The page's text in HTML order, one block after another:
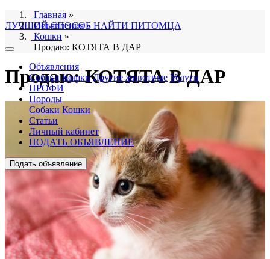
ЛУЧШИЙ СПОСОБ НАЙТИ ПИТОМЦА
Объявления
Собаки Кошки Другие животные Услуги
ПРОФИ
Породы
Собаки Кошки
Статьи
Личный кабинет
ПОДАТЬ ОБЪЯВЛЕНИЕ
Подать объявление
Главная »
Объявления»
Кошки »
Продаю: КОТЯТА В ДАР
Продаю: КОТЯТА В ДАР